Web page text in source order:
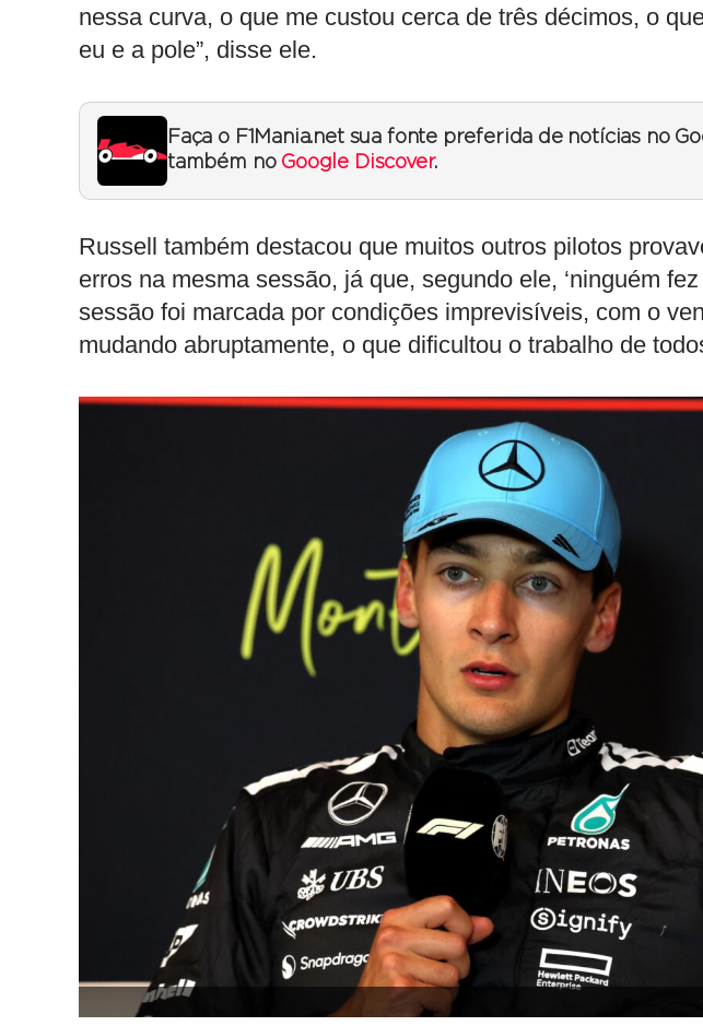
nessa curva, o que me custou cerca de três décimos, o
eu e a pole”, disse ele.
Faça o F1Mania.net sua fonte preferida de notícias no
também no Google Discover.
Russell também destacou que muitos outros pilotos
erros na mesma sessão, já que, segundo ele, ‘ninguém
sessão foi marcada por condições imprevisíveis, com o
mudando abruptamente, o que dificultou o trabalho de